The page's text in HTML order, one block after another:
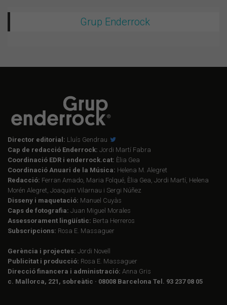
Grup Enderrock
Director editorial: Lluís Gendrau
Cap de redacció Enderrock: Jordi Martí Fabra
Coordinació EDR i enderrock.cat: Èlia Gea
Coordinació Anuari de la Música: Helena M. Alegret
Redacció: Ferran Amado, Maria Folqué, Èlia Gea, Jordi Martí, Helena
Morén Alegret, Joaquim Vilarnau i Sergi Núñez
Disseny i maquetació: Manuel Cuyàs
Caps de fotografia: Juan Miguel Morales
Assessorament lingüístic: Berta Herreros
Subscripcions: Rosa E. Massaguer
Gerència i projectes: Jordi Novell
Publicitat i producció: Rosa E. Massaguer
Direcció financera i administració: Anna Gris
c. Mallorca, 221, sobreàtic · 08008 Barcelona Tel. 93 237 08 05